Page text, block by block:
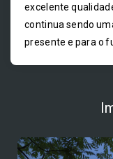
excelente
continua sendo
presente e para o